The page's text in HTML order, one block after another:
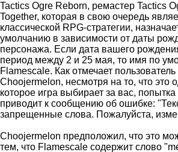
Tactics Ogre Reborn, ремастер Tactics
Together, которая в свою очередь
классической RPG-стратегии,
умолчанию в зависимости от даты
персонажа. Если дата вашего
период между 2 и 25 мая, то имя по
Flamescale. Как отмечает
Choojermelon, несмотря на то, что это
которое игра выбирает за вас, попытка
приводит к сообщению об ошибке:
запрещенные слова. Пожалуйста,
Choojermelon предположил, что это
тем, что Flamescale содержит слово